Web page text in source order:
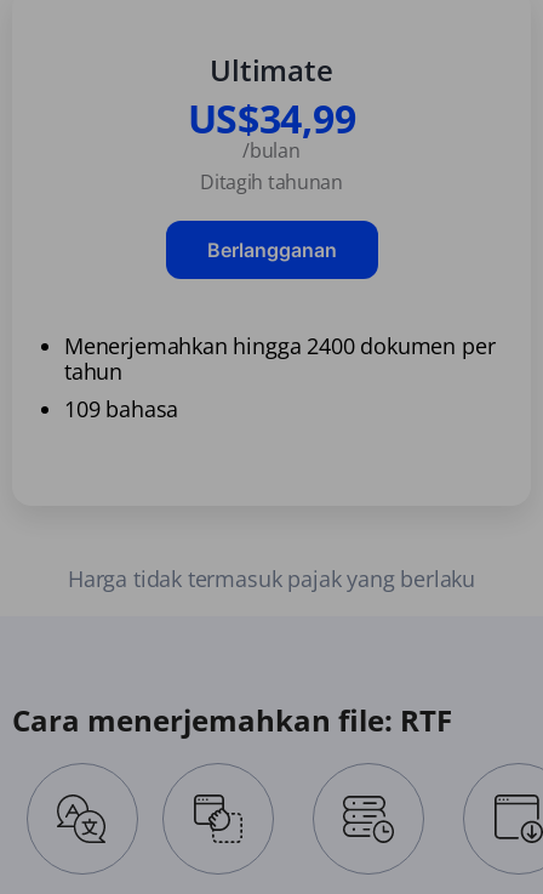
Ultimate
US$34,99
/bulan
Ditagih tahunan
Berlangganan
Menerjemahkan hingga 2400 dokumen per
tahun
109 bahasa
Harga tidak termasuk pajak yang berlaku
Cara menerjemahkan file: RTF